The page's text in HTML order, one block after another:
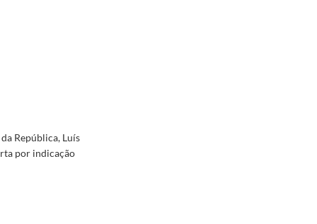
República, Luís
por indicação